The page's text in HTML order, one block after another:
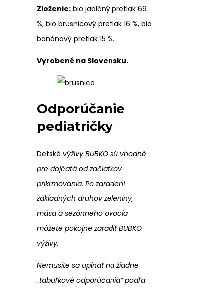
Zloženie: bio jablčný pretlak 69
%, bio brusnicový pretlak 16 %, bio
banánový pretlak 15 %.
Vyrobené na Slovensku.
Odporúčanie
pediatričky
Detské výživy BUBKO sú vhodné
pre dojčatá od začiatkov
prikrmovania. Po zaradení
základných druhov zeleniny,
mäsa a sezónneho ovocia
môžete pokojne zaradiť BUBKO
výživy.
Nemusíte sa upínať na žiadne
„tabuľkové odporúčania“ podľa